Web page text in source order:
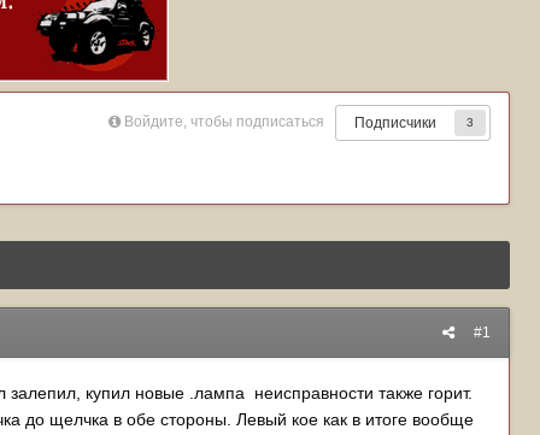
Войдите, чтобы подписаться Подписчики 3
#1
купил новые .лампа неисправности также горит.
до щелчка в обе стороны. Левый кое как в итоге вообще